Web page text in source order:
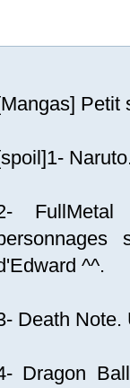
Petit
^^.
Death Note.
Dragon